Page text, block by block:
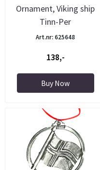
Ornament, Viking ship
Tinn-Per
Art.nr: 625648
138,-
Buy Now